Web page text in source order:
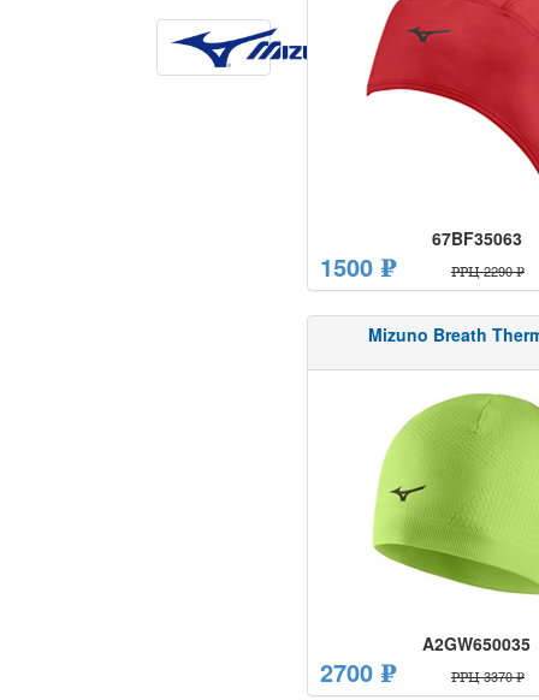
67BF35063
1500 ₽ РРЦ 2290 ₽
Mizuno Breath
A2GW650035
2700 ₽ РРЦ 3370 ₽